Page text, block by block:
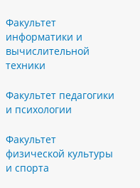
Факультет
информатики и
вычислительной
техники
Факультет педагогики
и психологии
Факультет
физической культуры
и спорта